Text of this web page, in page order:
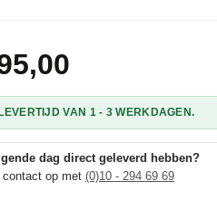
VAN 1 - 3 WERKDAGEN.
dag direct geleverd hebben?
contact op met (0)10 - 294 69 69